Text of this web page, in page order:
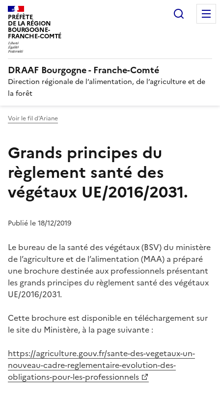
PRÉFÈTE
DE LA RÉGION
BOURGOGNE-
FRANCHE-COMTÉ
DRAAF Bourgogne - Franche-Comté
Direction régionale de l’alimentation, de l’agriculture et de
la forêt
Voir le fil d'Ariane
Grands principes du
règlement santé des
végétaux UE/2016/2031.
Publié le 18/12/2019
Le bureau de la santé des végétaux (BSV) du ministère
de l’agriculture et de l’alimentation (MAA) a préparé
une brochure destinée aux professionnels présentant
les grands principes du règlement santé des végétaux
UE/2016/2031.
Cette brochure est disponible en téléchargement sur
le site du Ministère, à la page suivante :
https://agriculture.gouv.fr/sante-des-vegetaux-un-
nouveau-cadre-reglementaire-evolution-des-
obligations-pour-les-professionnels